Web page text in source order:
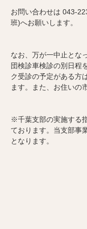
お問い合わせは 043-
班)へお願いします。
なお、万が一中止とな
団検診車検診の別日程
ク受診の予定がある方
ます。また、お住いの
※千葉支部の実施する
ております。当支部事
となります。